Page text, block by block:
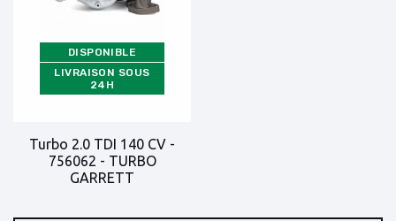
DISPONIBLE
LIVRAISON SOUS
24H
Turbo 2.0 TDI 140 CV -
756062 - TURBO
GARRETT